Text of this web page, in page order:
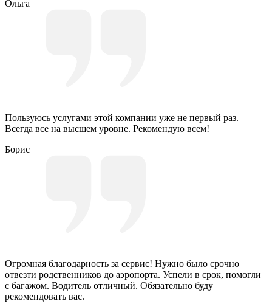
Ольга
Пользуюсь услугами этой компании уже не первый раз.
Всегда все на высшем уровне. Рекомендую всем!
Борис
Огромная благодарность за сервис! Нужно было срочно
отвезти родственников до аэропорта. Успели в срок, помогли
с багажом. Водитель отличный. Обязательно буду
рекомендовать вас.